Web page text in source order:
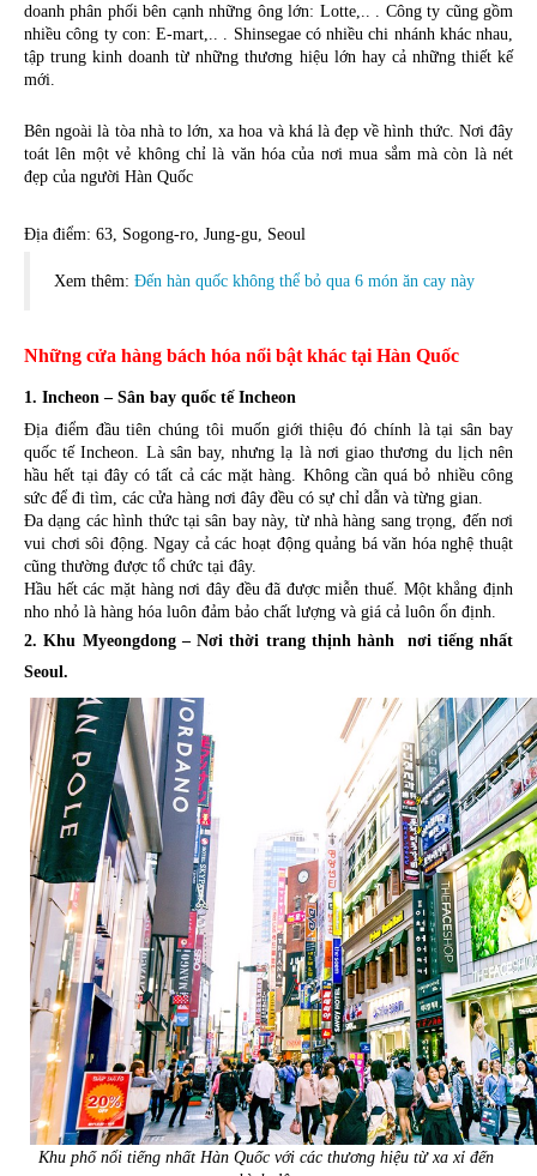
doanh phân phối bên cạnh những ông lớn: Lotte,.. . Công ty cũng gồm
nhiều công ty con: E-mart,.. . Shinsegae có nhiều chi nhánh khác nhau,
tập trung kinh doanh từ những thương hiệu lớn hay cả những thiết kế
mới.
Bên ngoài là tòa nhà to lớn, xa hoa và khá là đẹp về hình thức. Nơi đây
toát lên một vẻ không chỉ là văn hóa của nơi mua sắm mà còn là nét
đẹp của người Hàn Quốc
Địa điểm: 63, Sogong-ro, Jung-gu, Seoul
Xem thêm: Đến hàn quốc không thể bỏ qua 6 món ăn cay này
Những cửa hàng bách hóa nổi bật khác tại Hàn Quốc
1. Incheon – Sân bay quốc tế Incheon
Địa điểm đầu tiên chúng tôi muốn giới thiệu đó chính là tại sân bay
quốc tế Incheon. Là sân bay, nhưng lạ là nơi giao thương du lịch nên
hầu hết tại đây có tất cả các mặt hàng. Không cần quá bỏ nhiều công
sức để đi tìm, các cửa hàng nơi đây đều có sự chỉ dẫn và từng gian.
Đa dạng các hình thức tại sân bay này, từ nhà hàng sang trọng, đến nơi
vui chơi sôi động. Ngay cả các hoạt động quảng bá văn hóa nghệ thuật
cũng thường được tổ chức tại đây.
Hầu hết các mặt hàng nơi đây đều đã được miễn thuế. Một khẳng định
nho nhỏ là hàng hóa luôn đảm bảo chất lượng và giá cả luôn ổn định.
2. Khu Myeongdong – Nơi thời trang thịnh hành  nơi tiếng nhất
Seoul.
Khu phố nổi tiếng nhất Hàn Quốc với các thương hiệu từ xa xỉ đến